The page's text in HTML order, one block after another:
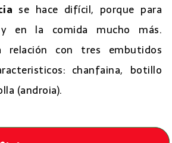
se hace difícil, porque para
en la comida mucho más.
relación con tres embutidos
chanfaina, botillo
(androia).